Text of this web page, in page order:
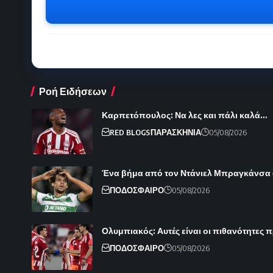
Ροή Ειδήσεων
Καρπετόπουλος: Να λες και πάλι καλά…
RED BLOGSΠΑΡΑΣΚΗΝΙΑ 05/08/2026
Ένα βήμα από τον Ντάνιελ Μπραγκάνσα
ΠΟΔΟΣΦΑΙΡΟ 05/08/2026
Ολυμπιακός: Αυτές είναι οι
ΠΟΔΟΣΦΑΙΡΟ 05/08/2026